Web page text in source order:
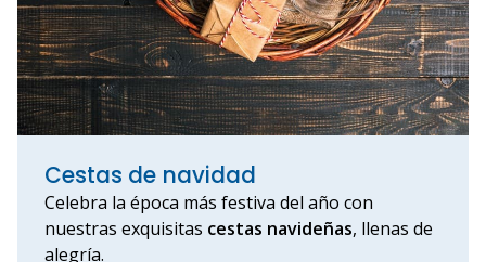
Cestas de navidad
Celebra la época más festiva del año con
nuestras exquisitas cestas navideñas, llenas de
alegría.